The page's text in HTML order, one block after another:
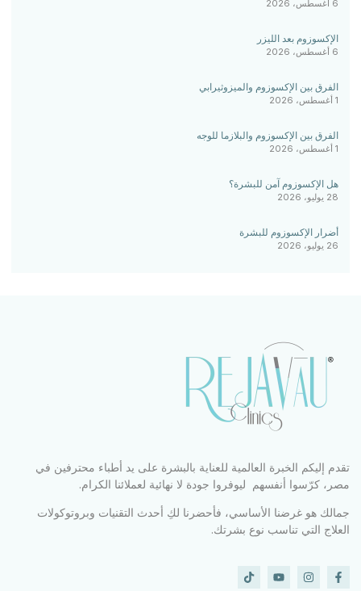
6 أغسطس، 2026
الإكسوزوم بعد الليزر
6 أغسطس، 2026
الفرق بين الإكسوزوم والميزوثيرابي
1 أغسطس، 2026
الفرق بين الإكسوزوم والبلازما للوجه
1 أغسطس، 2026
هل الإكسوزوم آمن للبشرة؟
28 يوليو، 2026
أضرار الإكسوزوم للبشرة
26 يوليو، 2026
تقدم إليكم الخبرة العالمية للعناية بالبشرة على يد أطباء محترفين في
مصر، كرّسوا أنفسهم ليوفروا جودة لا نهائية لعملائنا الكرام.
جمالك هو غرضنا الأساسي، فأحضرنا لكِ أحدث التقنيات وبروتوكولات
العلاج التي تناسب نوع بشرتك.